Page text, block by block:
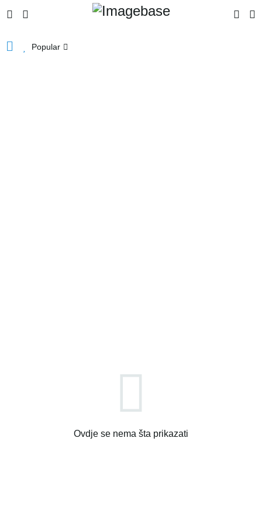
Popular
Ovdje se nema šta prikazati